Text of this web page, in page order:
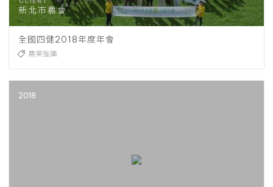
新北市農會
全國四健2018年度年會
農業推廣
2018